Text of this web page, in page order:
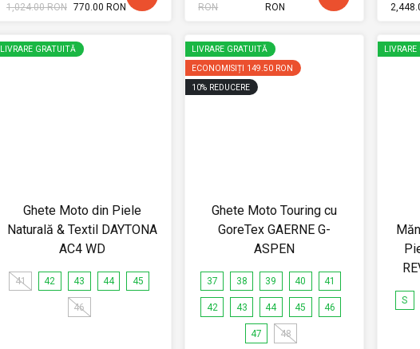
1,024.00 RON 770.00 RON
RON
RON
LIVRARE GRATUITĂ
Ghete Moto din Piele
Naturală & Textil DAYTONA
AC4 WD
41 42 43 44 45
46
LIVRARE GRATUITĂ
ECONOMISIȚI 149.50 RON
10% REDUCERE
Ghete Moto Touring cu
GoreTex GAERNE G-
ASPEN
37 38 39 40 41
42 43 44 45 46
47 48
S